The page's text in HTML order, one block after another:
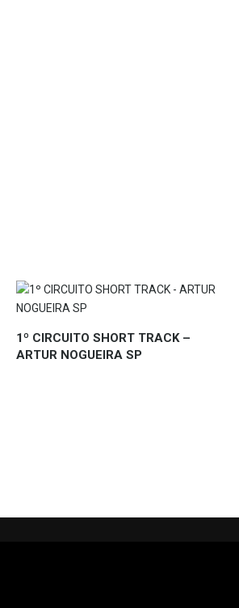
1º CIRCUITO SHORT TRACK –
ARTUR NOGUEIRA SP